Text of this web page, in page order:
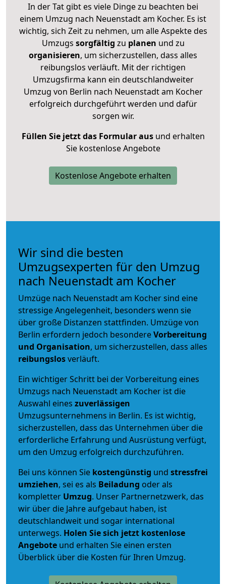
In der Tat gibt es viele Dinge zu beachten bei
einem Umzug nach Neuenstadt am Kocher. Es ist
wichtig, sich Zeit zu nehmen, um alle Aspekte des
Umzugs sorgfältig zu planen und zu
organisieren, um sicherzustellen, dass alles
reibungslos verläuft. Mit der richtigen
Umzugsfirma kann ein deutschlandweiter
Umzug von Berlin nach Neuenstadt am Kocher
erfolgreich durchgeführt werden und dafür
sorgen wir.
Füllen Sie jetzt das Formular ausund erhalten
Sie kostenlose Angebote
Kostenlose Angebote erhalten
Wir sind die besten
Umzugsexperten für den Umzug
nach Neuenstadt am Kocher
Umzüge nach Neuenstadt am Kocher sind eine
stressige Angelegenheit, besonders wenn sie
über große Distanzen stattfinden. Umzüge von
Berlin erfordern jedoch besondereVorbereitung
und Organisation, um sicherzustellen, dass alles
reibungslosverläuft.
Ein wichtiger Schritt bei der Vorbereitung eines
Umzugs nach Neuenstadt am Kocher ist die
Auswahl eines zuverlässigen
Umzugsunternehmens in Berlin. Es ist wichtig,
sicherzustellen, dass das Unternehmen über die
erforderliche Erfahrung und Ausrüstung verfügt,
um den Umzug erfolgreich durchzuführen.
Bei uns können Sie kostengünstig und stressfrei
umziehen, sei es als Beiladung oder als
kompletter Umzug. Unser Partnernetzwerk, das
wir über die Jahre aufgebaut haben, ist
deutschlandweit und sogar international
unterwegs. Holen Sie sich jetzt kostenlose
Angebote und erhalten Sie einen ersten
Überblick über die Kosten für Ihren Umzug.